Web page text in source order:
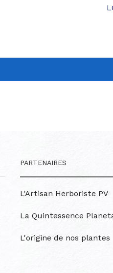
PARTENAIRES
L'Artisan Herboriste PV
La Quintessence
L'origine de nos plantes